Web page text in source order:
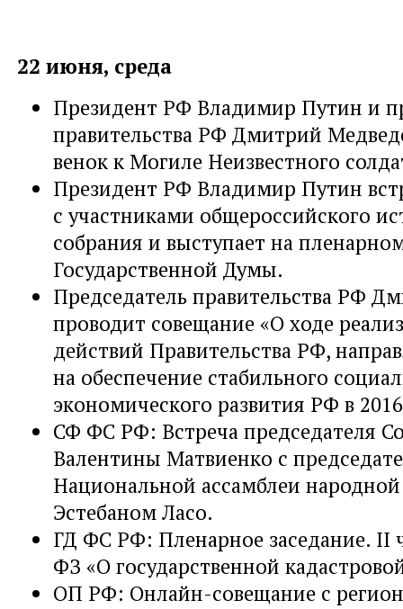
22 июня, среда
Президент РФ Владимир Путин и
правительства РФ Дмитрий
венок к Могиле Неизвестного
Президент РФ Владимир Путин
с участниками общероссийского
собрания и выступает на
Государственной Думы.
Председатель правительства РФ
проводит совещание «О ходе
действий Правительства РФ,
на обеспечение стабильного
экономического развития РФ в
СФ ФС РФ: Встреча председателя
Валентины Матвиенко с
Национальной ассамблеи
Эстебаном Ласо.
ГД ФС РФ: Пленарное заседание. II
ФЗ «О государственной
ОП РФ: Онлайн-совещание с